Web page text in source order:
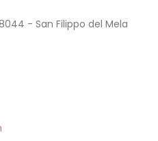
- San Filippo del Mela